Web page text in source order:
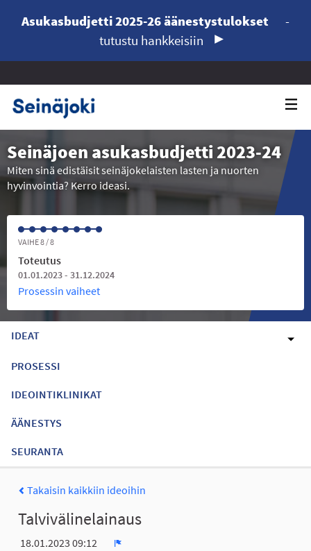
Asukasbudjetti 2025-26 äänestystulokset
-
tutustu hankkeisiin
Seinäjoen asukasbudjetti 2023-24
Miten sinä edistäisit seinäjokelaisten lasten ja nuorten
hyvinvointia? Kerro ideasi.
VAIHE 8 / 8
Toteutus
01.01.2023 - 31.12.2024
Prosessin vaiheet
IDEAT
PROSESSI
IDEOINTIKLINIKAT
ÄÄNESTYS
SEURANTA
Takaisin kaikkiin ideoihin
Talvivälinelainaus
18.01.2023 09:12